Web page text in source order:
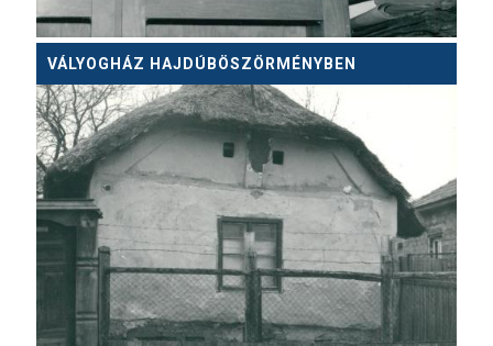
VÁLYOGHÁZ HAJDÚBÖSZÖRMÉNYBEN